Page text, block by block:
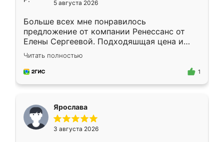
5 августа 2026
Больше всех мне понравилось
предложение от компании Ренессанс от
Елены Сергеевой. Подходяшщая цена и
короткие сроки изготовления. Приехавший
для замера сотрудник Владислав
предложил по моему эскизу самый
Читать полностью
1
Ярослава
3 августа 2026